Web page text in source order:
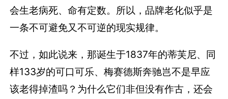
会生老病死、命有定数。所以，品牌老化似乎是
一条不可避免又不可逆的现实规律。
不过，如此说来，那诞生于1837年的蒂芙尼、同
样133岁的可口可乐、梅赛德斯奔驰岂不是早应
该老得掉渣吗？为什么它们非但没有作古，还会